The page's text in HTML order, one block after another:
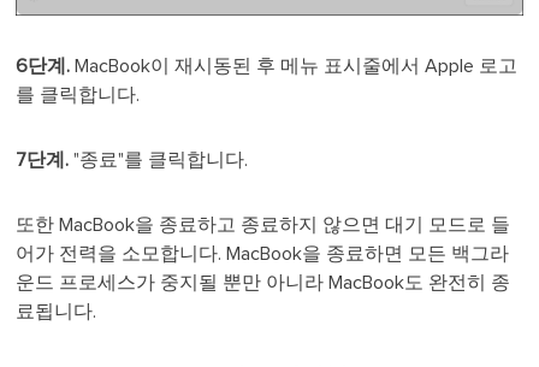
6단계. MacBook이 재시동된 후 메뉴 표시줄에서 Apple 로고
를 클릭합니다.
7단계. "종료"를 클릭합니다.
또한 MacBook을 종료하고 종료하지 않으면 대기 모드로 들
어가 전력을 소모합니다. MacBook을 종료하면 모든 백그라
운드 프로세스가 중지될 뿐만 아니라 MacBook도 완전히 종
료됩니다.